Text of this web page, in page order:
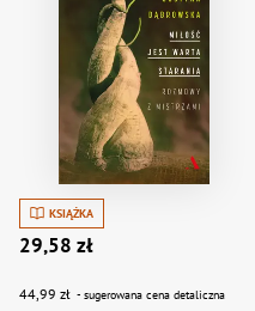
KSIĄŻKA
29,58 zł
44,99 zł - sugerowana cena detaliczna